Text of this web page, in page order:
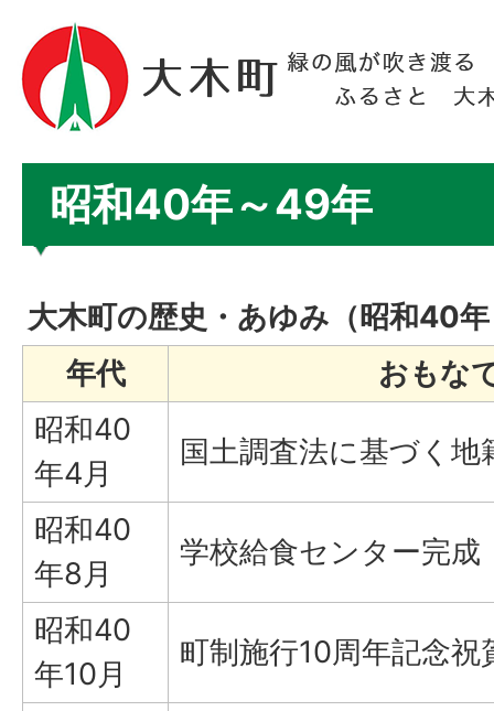
昭和40年～49年
大木町の歴史・あゆみ（昭和40
年代
おもな
昭和40
年4月
国土調査法に基づく地
昭和40
年8月
学校給食センター完成
昭和40
年10月
町制施行10周年記念祝